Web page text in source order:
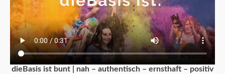
dieBasis ist bunt | nah – authentisch – ernsthaft – positiv